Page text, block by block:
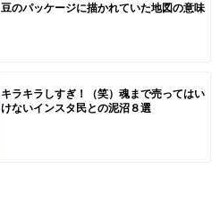
豆のパッケージに描かれていた地図の意味
キラキラしすぎ！（笑）魂まで売ってはい
けないインスタ民との泥沼８選